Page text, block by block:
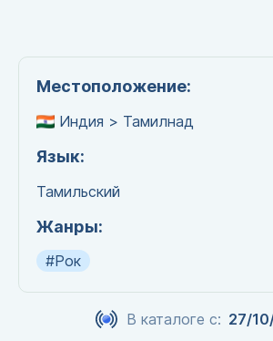
Местоположение:
Индия > Тамилнад
Язык:
Тамильский
Жанры:
#Рок
В каталоге с: 27/